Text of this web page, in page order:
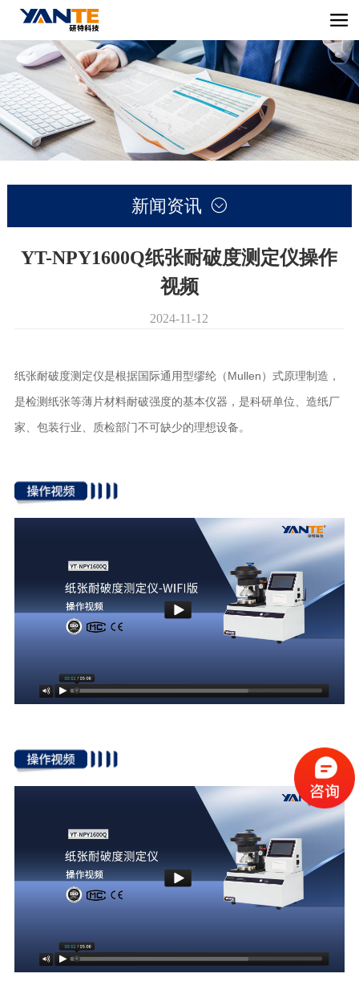
新闻资讯 
YT-NPY1600Q纸张耐破度测定仪操作
视频
2024-11-12
纸张耐破度测定仪是根据国际通用型缪纶（Mullen）式原理制造，
是检测纸张等薄片材料耐破强度的基本仪器，是科研单位、造纸厂
家、包装行业、质检部门不可缺少的理想设备。